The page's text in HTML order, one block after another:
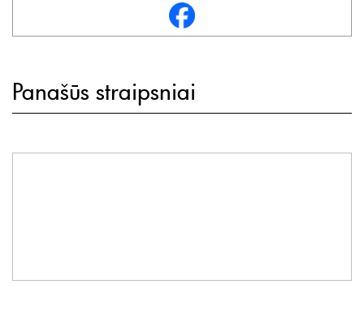
Panašūs straipsniai